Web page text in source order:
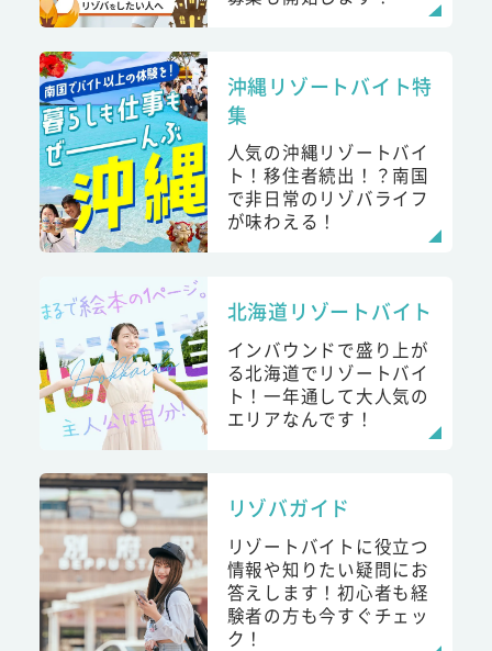
沖縄リゾートバイト特
集
人気の沖縄リゾートバイ
ト！移住者続出！？南国
で非日常のリゾバライフ
が味わえる！
北海道リゾートバイト
インバウンドで盛り上が
る北海道でリゾートバイ
ト！一年通して大人気の
エリアなんです！
リゾバガイド
リゾートバイトに役立つ
情報や知りたい疑問にお
答えします！初心者も経
験者の方も今すぐチェッ
ク！